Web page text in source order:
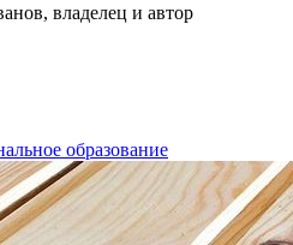
владелец и автор
образование